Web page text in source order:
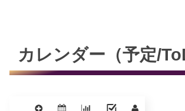
カレンダー（予定/